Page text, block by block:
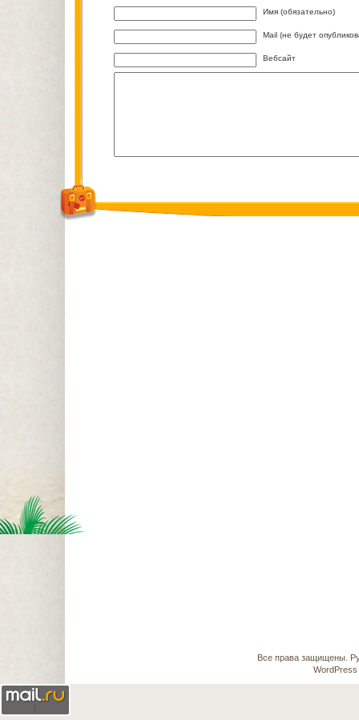
Имя (обязательно)
Mail (не будет
Вебсайт
Все права защищены.